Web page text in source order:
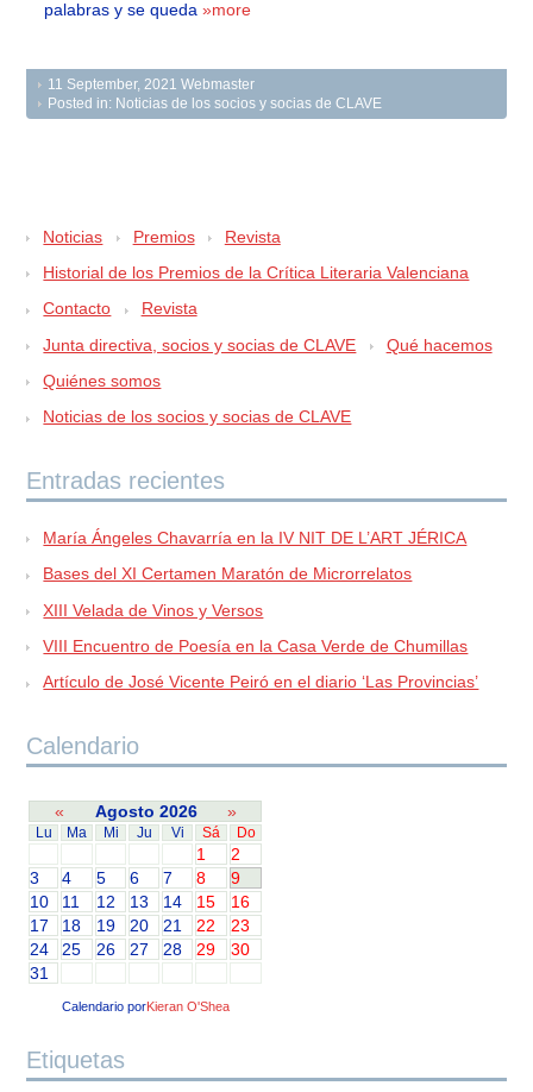
palabras y se queda»more
11 September, 2021
Webmaster
Posted in: Noticias de los socios y socias de CLAVE
Noticias Premios
Revista
Historial de los Premios de la Crítica Literaria Valenciana
Contacto
Revista
Junta directiva, socios y socias de CLAVE
Qué hacemos
Quiénes somos
Noticias de los socios y socias de CLAVE
Entradas recientes
María Ángeles Chavarría en la IV NIT DE L’ART JÉRICA
Bases del XI Certamen Maratón de Microrrelatos
XIII Velada de Vinos y Versos
VIII Encuentro de Poesía en la Casa Verde de Chumillas
Artículo de José Vicente Peiró en el diario ‘Las Provincias’
Calendario
« Agosto 2026 »
Lu Ma Mi Ju Vi Sá Do
1
2
3
4 5 6 7 8
9
10
11 12 13 14 15
16
17
18 19 20 21 22
23
24
25 26 27 28 29
30
31
Calendario porKieran O'Shea
Etiquetas